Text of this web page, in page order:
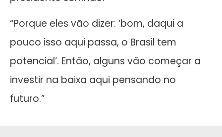
“Porque eles vão dizer: ‘bom, daqui a
pouco isso aqui passa, o Brasil tem
potencial‘. Então, alguns vão começar a
investir na baixa aqui pensando no
futuro.”